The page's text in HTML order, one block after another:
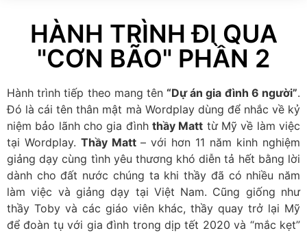
HÀNH TRÌNH ĐI QUA
"CƠN BÃO" PHẦN 2
Hành trình tiếp theo mang tên“Dự án gia đình 6 người”.
Đó là cái tên thân mật mà Wordplay dùng để nhắc về kỷ
niệm bảo lãnh cho gia đình thầy Matt từ Mỹ về làm việc
tại Wordplay. Thầy Matt – với hơn 11 năm kinh nghiệm
giảng dạy cùng tình yêu thương khó diễn tả hết bằng lời
dành cho đất nước chúng ta khi thầy đã có nhiều năm
làm việc và giảng dạy tại Việt Nam. Cũng giống như
thầy Toby và các giáo viên khác, thầy quay trở lại Mỹ
để đoàn tụ với gia đình trong dịp tết 2020 và “mắc kẹt”